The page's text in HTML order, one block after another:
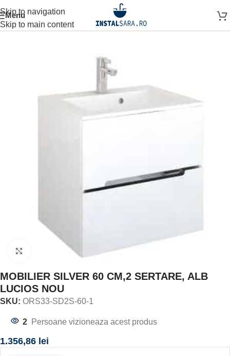
Skip to navigation
Skip to main content
Menu
Prima pagină MOBILIER BAIE
Click to enlarge
MOBILIER SILVER 60 CM,2 SERTARE, ALB
LUCIOS NOU
SKU: ORS33-SD2S-60-1
2 Persoane vizioneaza acest produs
1.356,86 lei